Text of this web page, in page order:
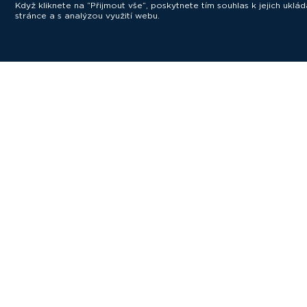
Když kliknete na “Přijmout vše”, poskytnete tím souhlas k jejich
stránce a s analýzou využití webu.